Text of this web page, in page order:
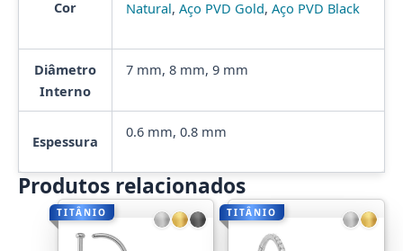
Cor
Natural, Aço PVD Gold, Aço PVD Black
Diâmetro
Interno
7 mm, 8 mm, 9 mm
Espessura
0.6 mm, 0.8 mm
Produtos relacionados
TITÂNIO TITÂNIO